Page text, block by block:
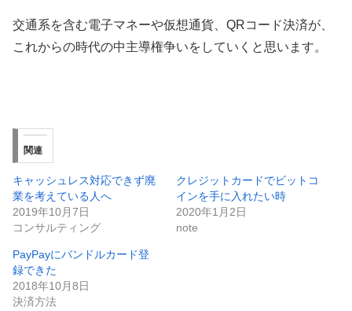
交通系を含む電子マネーや仮想通貨、QRコード決済が、
これからの時代の中主導権争いをしていくと思います。
関連
キャッシュレス対応できず廃
業を考えている人へ
2019年10月7日
コンサルティング
クレジットカードでビットコ
インを手に入れたい時
2020年1月2日
note
PayPayにバンドルカード登
録できた
2018年10月8日
決済方法